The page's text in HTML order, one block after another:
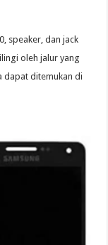
speaker, dan jack
oleh jalur yang
dapat ditemukan di